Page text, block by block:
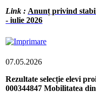
Link : Anunț privind
- iulie 2026
07.05.2026
Rezultate selecție elevi
000344847 Mobilitatea